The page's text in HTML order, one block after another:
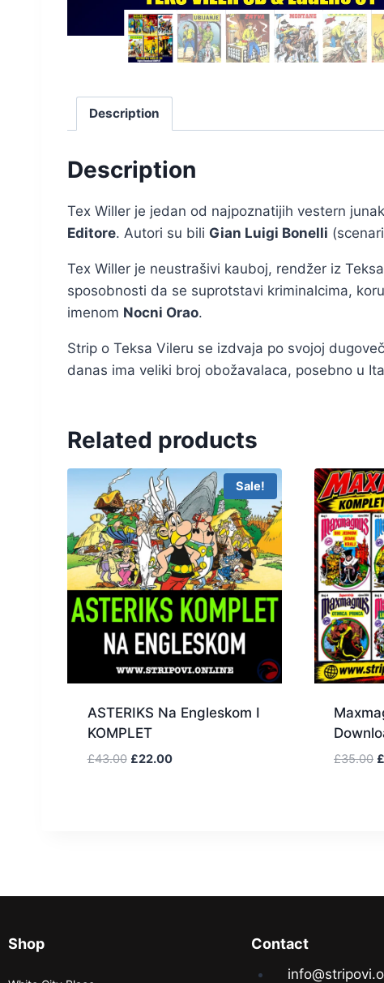
Description
Description
Tex Willer je jedan od najpoznatijih vestern
Editore. Autori su bili Gian Luigi Bonelli
Tex Willer je neustrašivi kauboj, rendžer iz
sposobnosti da se suprotstavi kriminalcima,
imenom Nocni Orao.
Strip o Teksa Vileru se izdvaja po svojoj
danas ima veliki broj obožavalaca, posebno u
Related products
Sale!
ASTERIKS Na Engleskom I
KOMPLET
£43.00 £22.00 £35.00 £
Shop Contact